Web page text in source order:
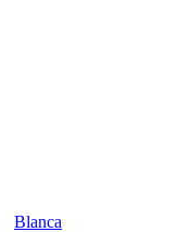
Blanca